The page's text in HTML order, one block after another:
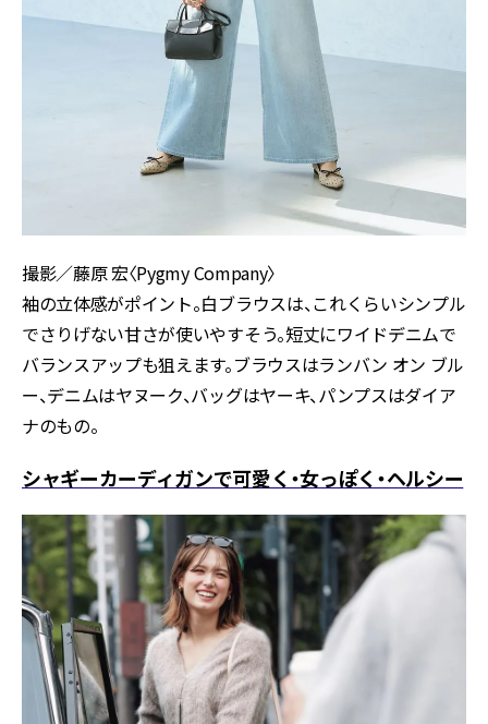
撮影／藤原 宏〈Pygmy Company〉
袖の立体感がポイント。白ブラウスは、これくらいシンプル
でさりげない甘さが使いやすそう。短丈にワイドデニムで
バランスアップも狙えます。ブラウスはランバン オン ブル
ー、デニムはヤヌーク、バッグはヤーキ、パンプスはダイア
ナのもの。
シャギーカーディガンで可愛く・女っぽく・ヘルシー